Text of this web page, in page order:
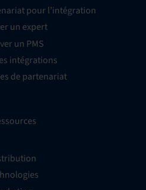
pour l’intégration
un expert
un PMS
intégrations
de partenariat